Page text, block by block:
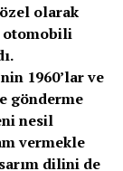
olarak
otomobili
1960’lar ve
gönderme
nesil
vermekle
dilini de